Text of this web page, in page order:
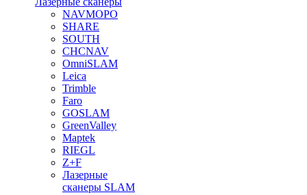
NAVMOPO
SHARE
SOUTH
CHCNAV
OmniSLAM
Leica
Trimble
Faro
GOSLAM
GreenValley
Maptek
RIEGL
Z+F
Лазерные
сканеры SLAM